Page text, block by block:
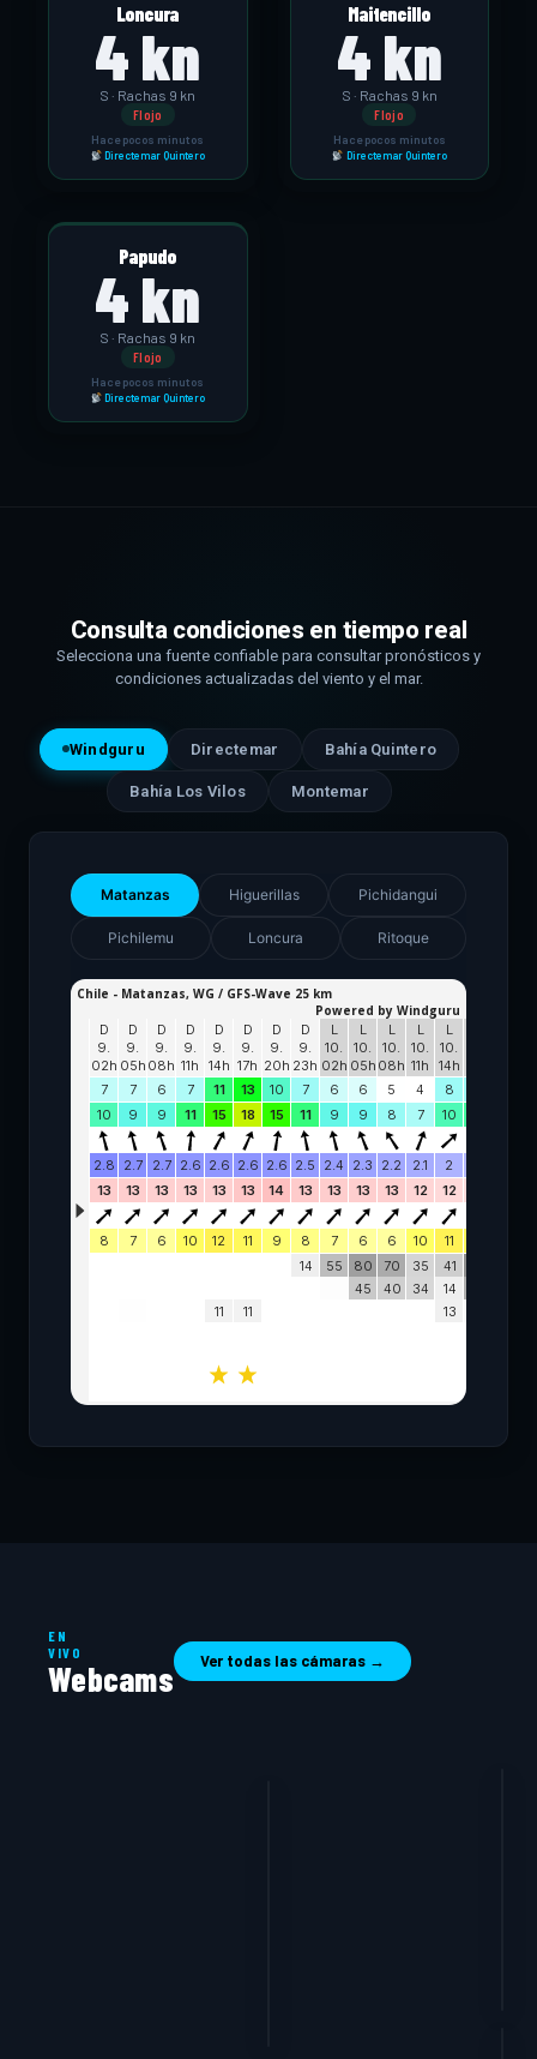
Loncura
4 kn
S · Rachas 9 kn
Flojo
Hace pocos minutos
Directemar Quintero
Maitencillo
4 kn
S · Rachas 9 kn
Flojo
Hace pocos minutos
Directemar Quintero
Papudo
4 kn
S · Rachas 9 kn
Flojo
Hace pocos minutos
Directemar Quintero
Consulta condiciones en tiempo real
Selecciona una fuente confiable para consultar pronósticos y
condiciones actualizadas del viento y el mar.
Windguru Directemar Bahía Quintero
Bahía Los Vilos Montemar
Matanzas Higuerillas Pichidangui
Pichilemu Loncura Ritoque
EN
VIVO
Webcams Ver todas las cámaras →